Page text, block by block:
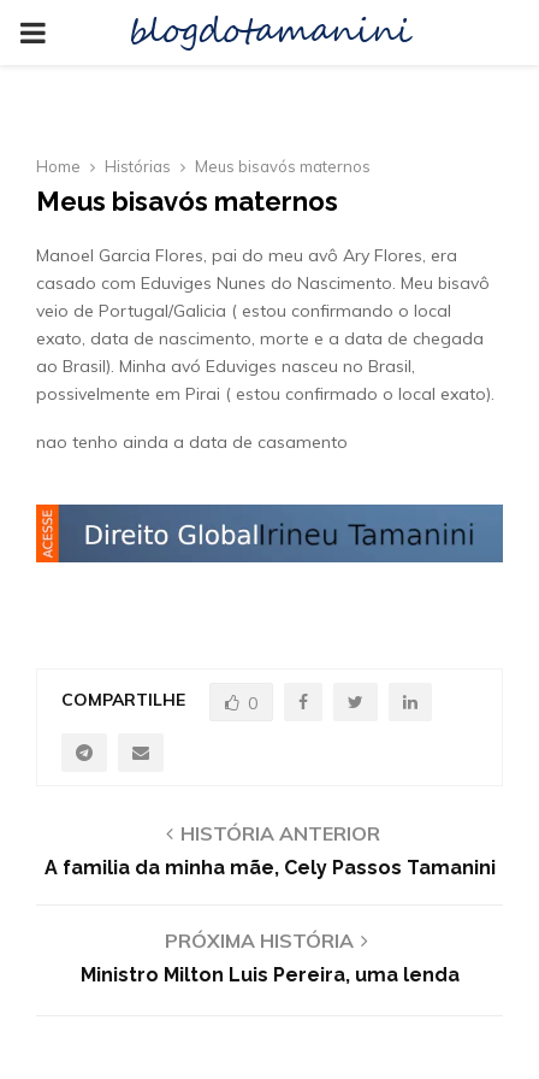
PRIMARYblogdotamanini
Home Histórias Meus bisavós maternos
Meus bisavós maternos
Manoel Garcia Flores, pai do meu avô Ary Flores, era
casado com Eduviges Nunes do Nascimento. Meu bisavô
veio de Portugal/Galicia ( estou confirmando o local
exato, data de nascimento, morte e a data de chegada
ao Brasil). Minha avó Eduviges nasceu no Brasil,
possivelmente em Pirai ( estou confirmado o local exato).
nao tenho ainda a data de casamento
COMPARTILHE 0
HISTÓRIA ANTERIOR
A familia da minha mãe, Cely Passos Tamanini
PRÓXIMA HISTÓRIA
Ministro Milton Luis Pereira, uma lenda